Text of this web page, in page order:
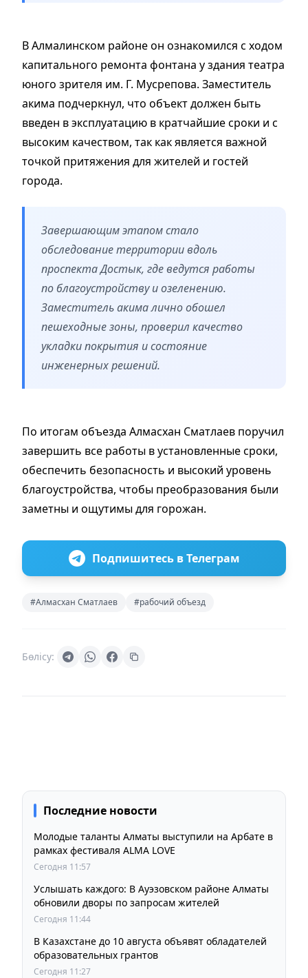
В Алмалинском районе он ознакомился с ходом
капитального ремонта фонтана у здания театра
юного зрителя им. Г. Мусрепова. Заместитель
акима подчеркнул, что объект должен быть
введен в эксплуатацию в кратчайшие сроки и с
высоким качеством, так как является важной
точкой притяжения для жителей и гостей
города.
Завершающим этапом стало
обследование территории вдоль
проспекта Достык, где ведутся работы
по благоустройству и озеленению.
Заместитель акима лично обошел
пешеходные зоны, проверил качество
укладки покрытия и состояние
инженерных решений.
По итогам объезда Алмасхан Сматлаев поручил
завершить все работы в установленные сроки,
обеспечить безопасность и высокий уровень
благоустройства, чтобы преобразования были
заметны и ощутимы для горожан.
Подпишитесь в Телеграм
#Алмасхан Сматлаев #рабочий объезд
Бөлісу:
Последние новости
Молодые таланты Алматы выступили на Арбате в
рамках фестиваля ALMA LOVE
Сегодня 11:57
Услышать каждого: В Ауэзовском районе Алматы
обновили дворы по запросам жителей
Сегодня 11:44
В Казахстане до 10 августа объявят обладателей
образовательных грантов
Сегодня 11:27